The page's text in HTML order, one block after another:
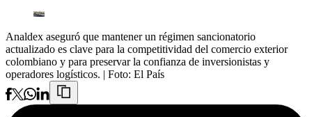
Analdex aseguró que mantener un régimen sancionatorio
actualizado es clave para la competitividad del comercio exterior
colombiano y para preservar la confianza de inversionistas y
operadores logísticos. | Foto: El País